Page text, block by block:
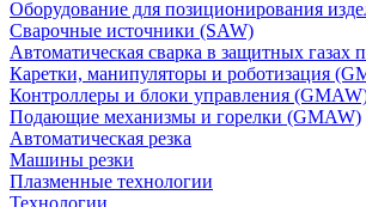
Оборудование для позиционирования
Сварочные источники (SAW)
Автоматическая сварка в защитных
Каретки, манипуляторы и роботизация
Контроллеры и блоки управления
Подающие механизмы и горелки (GMAW)
Автоматическая резка
Машины резки
Плазменные технологии
Технологии